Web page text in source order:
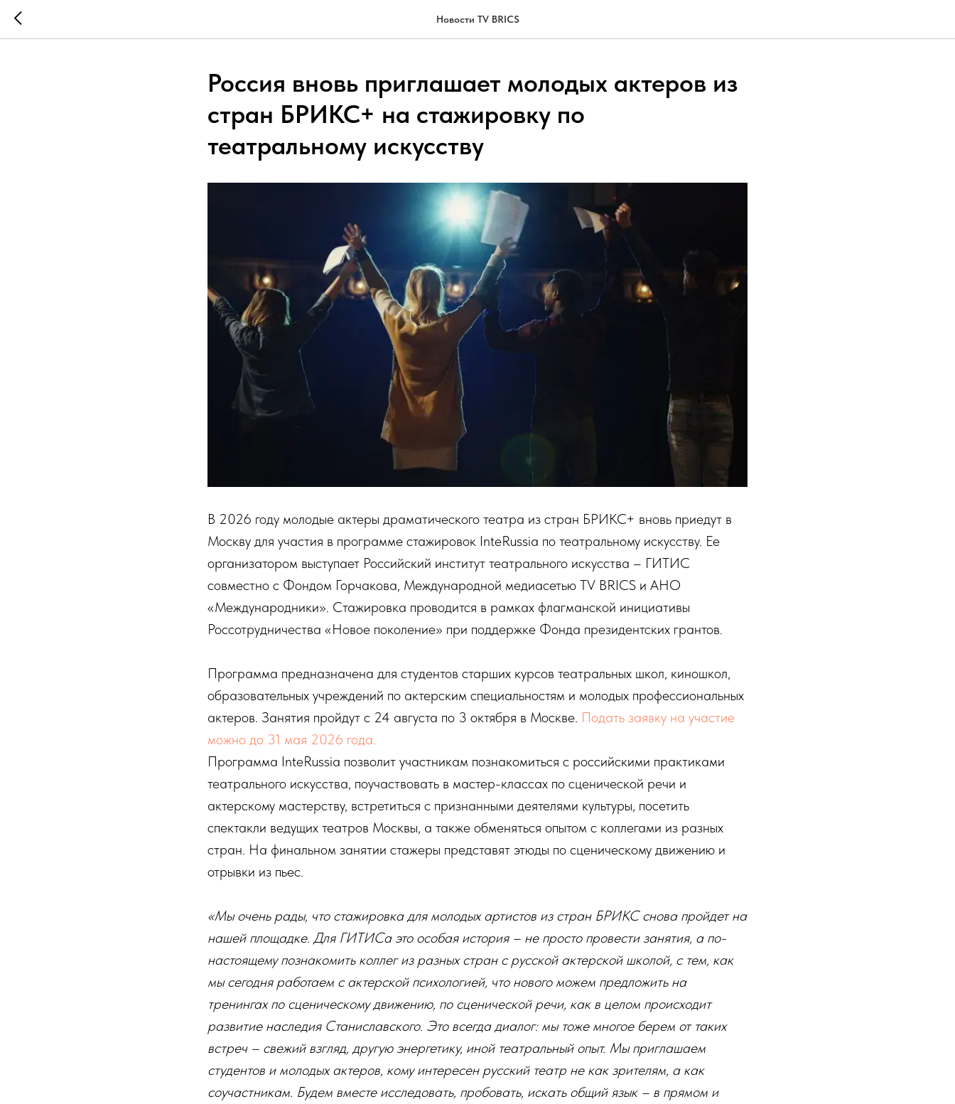
Новости TV BRICS
Россия вновь приглашает молодых актеров из
стран БРИКС+ на стажировку по
театральному искусству
В 2026 году молодые актеры драматического театра из стран БРИКС+ вновь приедут в
Москву для участия в программе стажировок InteRussia по театральному искусству. Ее
организатором выступает Российский институт театрального искусства – ГИТИС
совместно с Фондом Горчакова, Международной медиасетью TV BRICS и АНО
«Международники». Стажировка проводится в рамках флагманской инициативы
Россотрудничества «Новое поколение» при поддержке Фонда президентских грантов.
Программа предназначена для студентов старших курсов театральных школ, киношкол,
образовательных учреждений по актерским специальностям и молодых профессиональных
актеров. Занятия пройдут с 24 августа по 3 октября в Москве. Подать заявку на участие
можно до 31 мая 2026 года.
Программа InteRussia позволит участникам познакомиться с российскими практиками
театрального искусства, поучаствовать в мастер-классах по сценической речи и
актерскому мастерству, встретиться с признанными деятелями культуры, посетить
спектакли ведущих театров Москвы, а также обменяться опытом с коллегами из разных
стран. На финальном занятии стажеры представят этюды по сценическому движению и
отрывки из пьес.
«Мы очень рады, что стажировка для молодых артистов из стран БРИКС снова пройдет на
нашей площадке. Для ГИТИСа это особая история – не просто провести занятия, а по-
настоящему познакомить коллег из разных стран с русской актерской школой, с тем, как
мы сегодня работаем с актерской психологией, что нового можем предложить на
тренингах по сценическому движению, по сценической речи, как в целом происходит
развитие наследия Станиславского. Это всегда диалог: мы тоже многое берем от таких
встреч – свежий взгляд, другую энергетику, иной театральный опыт. Мы приглашаем
студентов и молодых актеров, кому интересен русский театр не как зрителям, а как
соучастникам. Будем вместе исследовать, пробовать, искать общий язык – в прямом и